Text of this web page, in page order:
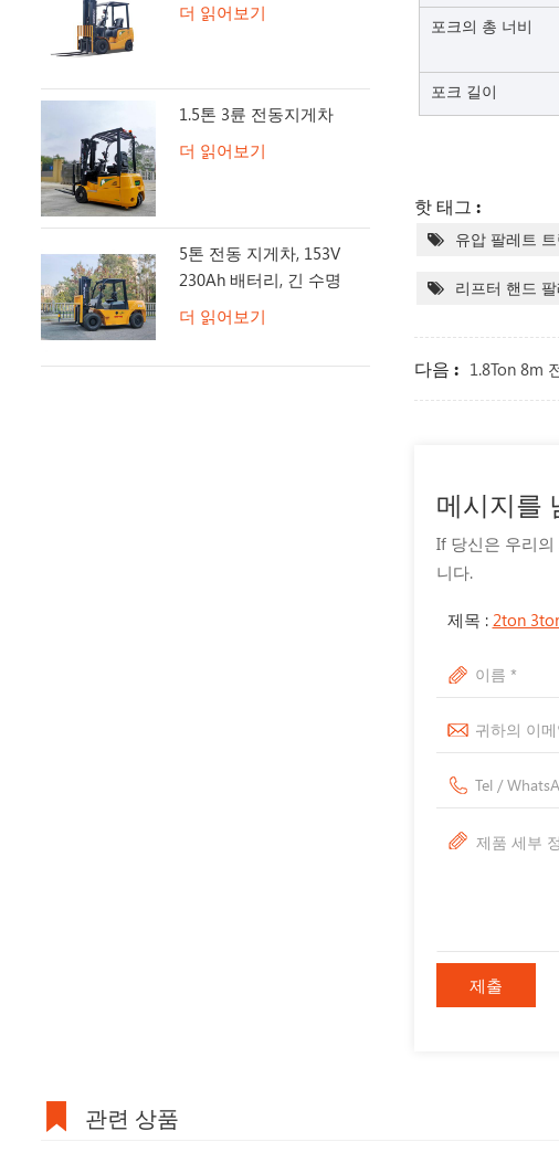
포크의 총 너비
포크 길이
핫 태그 :
유압 팔레트 트
리프터 핸드
다음 : 1.8Ton 8m
메시지를
If 당신은 우리
니다.
제목 : 2ton
더 읽어보기
1.5톤 3륜 전동지게차
더 읽어보기
5톤 전동 지게차, 153V
230Ah 배터리, 긴 수명
더 읽어보기
관련 상품